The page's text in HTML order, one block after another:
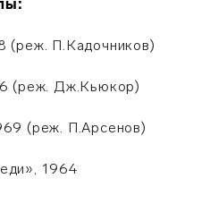
(реж. П.Кадочников)
(реж. Дж.Кьюкор)
(реж. П.Арсенов)
1964